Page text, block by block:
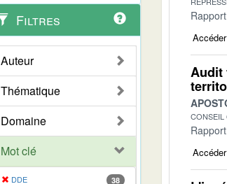
Filtres
Auteur
Thématique
Domaine
Mot clé
DDE 38
Audit
CONSEIL